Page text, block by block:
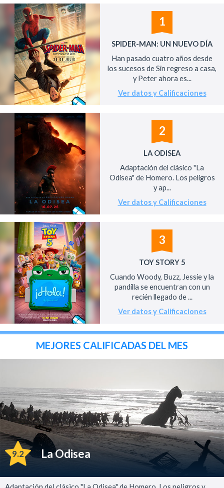
1
SPIDER-MAN: UN NUEVO DÍA
Han pasado cuatro años desde
los sucesos de Sin regreso a casa,
y Peter ahora es...
Ver datos y Calificaciones
2
LA ODISEA
Adaptación del clásico "La
Odisea" de Homero. Los peligros
y ap...
Ver datos y Calificaciones
3
TOY STORY 5
Cuando Woody, Buzz, Jessie y la
pandilla se encuentran con un
recién llegado de ...
Ver datos y Calificaciones
MEJORES CALIFICADAS DEL MES
9.2 La Odisea